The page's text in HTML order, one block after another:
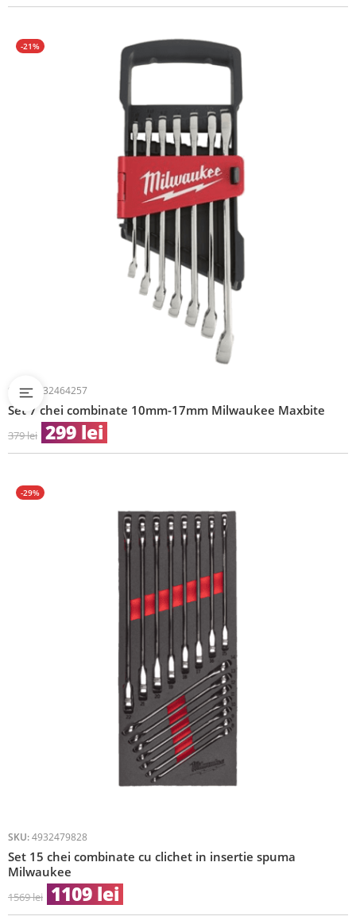
-21%
SKU:4932464257
Set 7 chei combinate 10mm-17mm Milwaukee Maxbite
379lei 299 lei
-29%
SKU: 4932479828
Set 15 chei combinate cu clichet in insertie spuma
Milwaukee
1569lei 1109 lei